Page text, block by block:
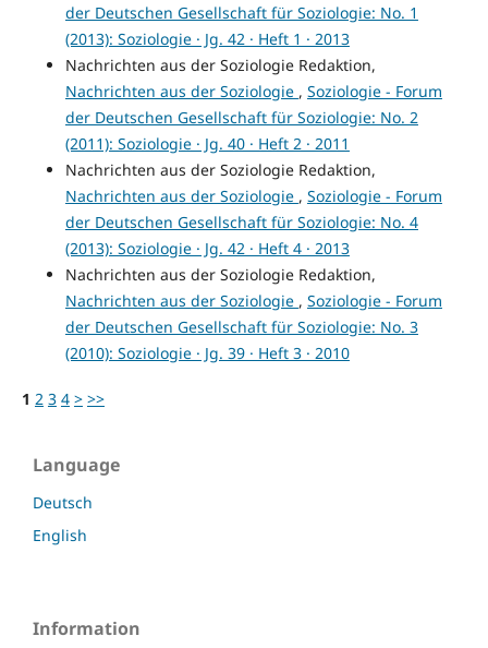
der Deutschen Gesellschaft für Soziologie: No. 1
(2013): Soziologie · Jg. 42 · Heft 1 · 2013
Nachrichten aus der Soziologie Redaktion,
Nachrichten aus der Soziologie , Soziologie - Forum
der Deutschen Gesellschaft für Soziologie: No. 2
(2011): Soziologie · Jg. 40 · Heft 2 · 2011
Nachrichten aus der Soziologie Redaktion,
Nachrichten aus der Soziologie , Soziologie - Forum
der Deutschen Gesellschaft für Soziologie: No. 4
(2013): Soziologie · Jg. 42 · Heft 4 · 2013
Nachrichten aus der Soziologie Redaktion,
Nachrichten aus der Soziologie , Soziologie - Forum
der Deutschen Gesellschaft für Soziologie: No. 3
(2010): Soziologie · Jg. 39 · Heft 3 · 2010
1 2 3 4 > >>
Language
Deutsch
English
Information